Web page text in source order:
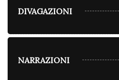
DIVAGAZIONI
NARRAZIONI